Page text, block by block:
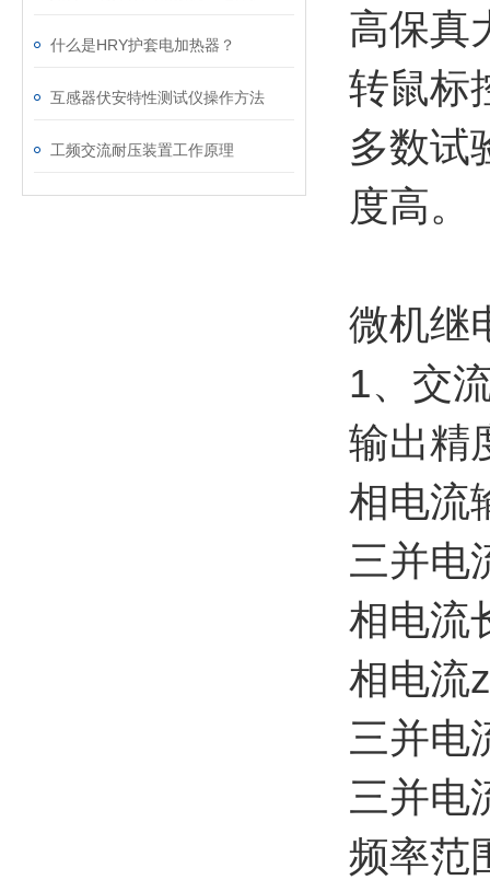
什么是HRY护套电加热器？
互感器伏安特性测试仪操作方法
工频交流耐压装置工作原理
高保真
转鼠标
多数试
度高。
微机继
1、交
输出精
相电流
三并电
相电流
相电流
三并电
三并电
频率范